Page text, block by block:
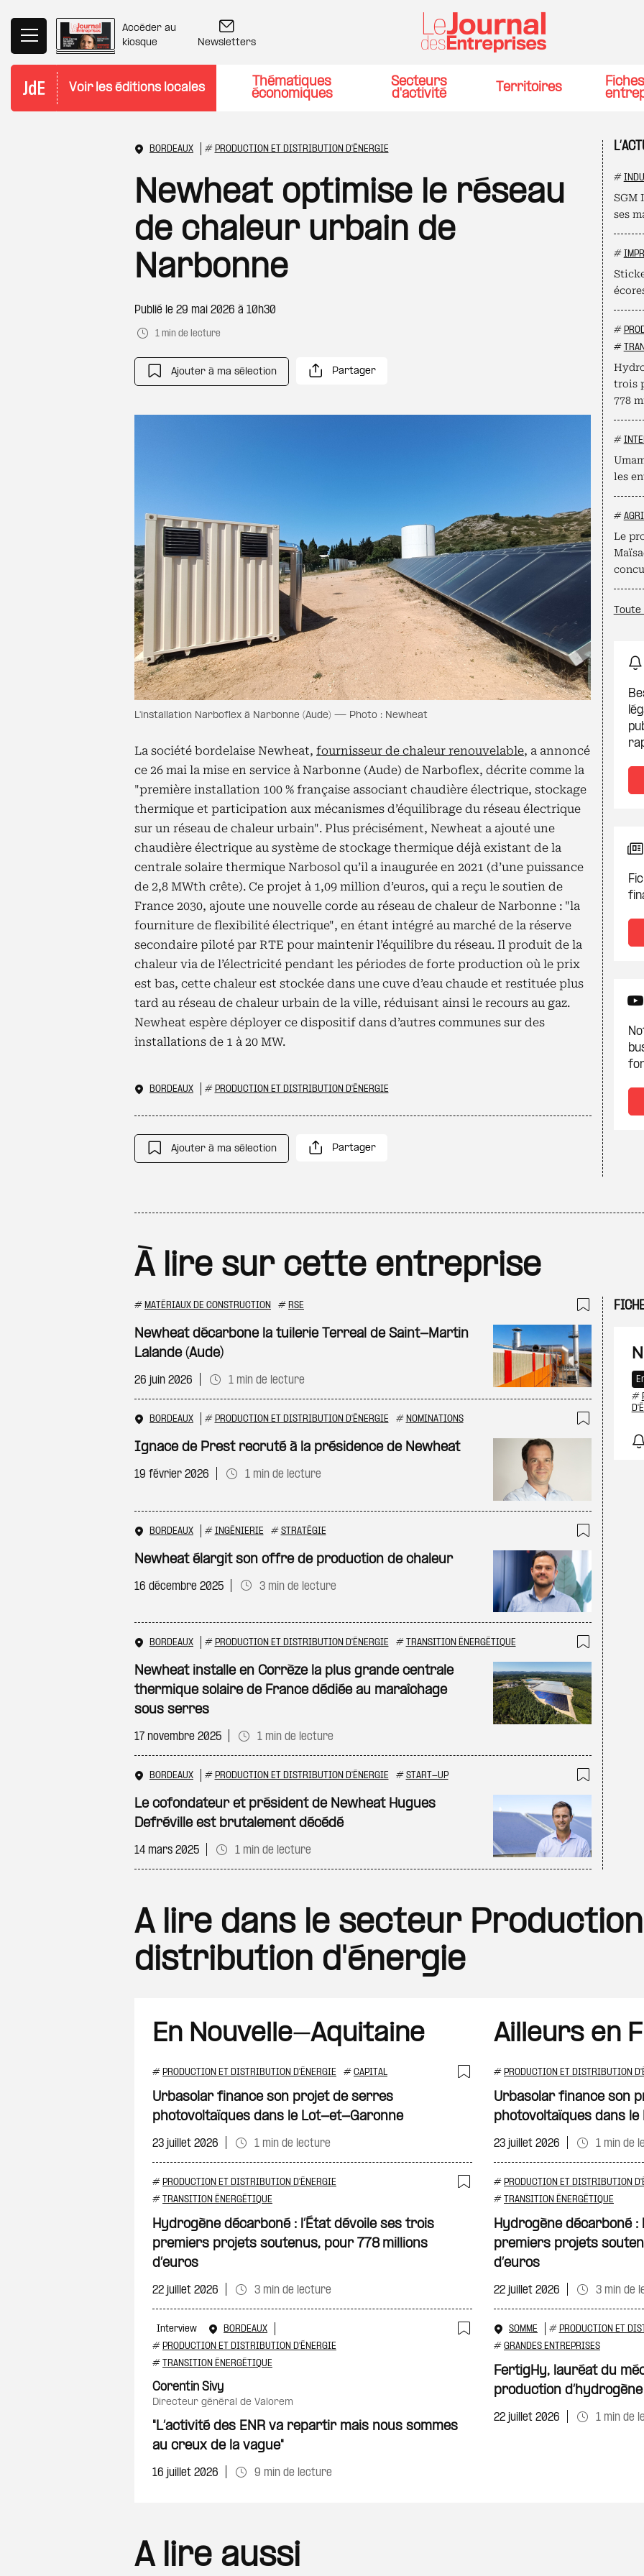
Accéder au
kiosque
Newsletters
Voir les éditions locales
Thématiques
économiques
Secteurs
d'activité
Territoires
Fiches
BORDEAUX # PRODUCTION ET DISTRIBUTION D'ÉNERGIE
Newheat optimise le réseau
de chaleur urbain de
Narbonne
Publié le 29 mai 2026 à 10h30
1 min de lecture
Ajouter à ma sélection Partager
L'installation Narboflex à Narbonne (Aude) — Photo : Newheat
La société bordelaise Newheat, fournisseur de chaleur renouvelable, a annoncé
ce 26 mai la mise en service à Narbonne (Aude) de Narboflex, décrite comme la
"première installation 100 % française associant chaudière électrique, stockage
thermique et participation aux mécanismes d’équilibrage du réseau électrique
sur un réseau de chaleur urbain". Plus précisément, Newheat a ajouté une
chaudière électrique au système de stockage thermique déjà existant de la
centrale solaire thermique Narbosol qu’il a inaugurée en 2021 (d’une puissance
de 2,8 MWth crête). Ce projet à 1,09 million d’euros, qui a reçu le soutien de
France 2030, ajoute une nouvelle corde au réseau de chaleur de Narbonne : "la
fourniture de flexibilité électrique", en étant intégré au marché de la réserve
secondaire piloté par RTE pour maintenir l’équilibre du réseau. Il produit de la
chaleur via de l’électricité pendant les périodes de forte production où le prix
est bas, cette chaleur est stockée dans une cuve d’eau chaude et restituée plus
tard au réseau de chaleur urbain de la ville, réduisant ainsi le recours au gaz.
Newheat espère déployer ce dispositif dans d’autres communes sur des
installations de 1 à 20 MW.
BORDEAUX # PRODUCTION ET DISTRIBUTION D'ÉNERGIE
Ajouter à ma sélection Partager
#
SGM
ses
#
#
#
trois
778
#
les
#
Le
À lire sur cette entreprise
# MATÉRIAUX DE CONSTRUCTION # RSE
Ajouter
Newheat décarbone la tuilerie Terreal de Saint-Martin
Lalande (Aude)
26 juin 2026 1 min de lecture
BORDEAUX # PRODUCTION ET DISTRIBUTION D'ÉNERGIE # NOMINATIONS
Ajouter
Ignace de Prest recruté à la présidence de Newheat
19 février 2026 1 min de lecture
BORDEAUX # INGÉNIERIE # STRATÉGIE
Newheat élargit son offre de production de chaleur
16 décembre 2025 3 min de lecture
BORDEAUX # PRODUCTION ET DISTRIBUTION D'ÉNERGIE # TRANSITION ÉNERGÉTIQUE
Ajouter
Newheat installe en Corrèze la plus grande centrale
thermique solaire de France dédiée au maraîchage
sous serres
17 novembre 2025 1 min de lecture
BORDEAUX # PRODUCTION ET DISTRIBUTION D'ÉNERGIE # START-UP
Ajouter
Le cofondateur et président de Newheat Hugues
Defréville est brutalement décédé
14 mars 2025 1 min de lecture
#
A lire dans le secteur
distribution d'énergie
En Nouvelle-Aquitaine
# PRODUCTION ET DISTRIBUTION D'ÉNERGIE # CAPITAL
Ajouter à ma
Urbasolar finance son projet de serres
photovoltaïques dans le Lot-et-Garonne
23 juillet 2026 1 min de lecture
# PRODUCTION ET DISTRIBUTION D'ÉNERGIE
# TRANSITION ÉNERGÉTIQUE Ajouter à ma
Hydrogène décarboné : l’État dévoile ses trois
premiers projets soutenus, pour 778 millions
d’euros
22 juillet 2026 3 min de lecture
Interview
BORDEAUX
# PRODUCTION ET DISTRIBUTION D'ÉNERGIE
# TRANSITION ÉNERGÉTIQUE
Ajouter à ma
Corentin Sivy
directeur général de Valorem
"L’activité des ENR va repartir mais nous sommes
au creux de la vague"
16 juillet 2026 9 min de lecture
Ailleurs en
# PRODUCTION ET DISTRIBUTION
Urbasolar finance son
photovoltaïques dans
23 juillet 2026 1 min de
# PRODUCTION ET DISTRIBUTION
# TRANSITION ÉNERGÉTIQUE
Hydrogène décarboné :
premiers projets
d’euros
22 juillet 2026 3 min de
SOMME # PRODUCTION ET
# GRANDES ENTREPRISES
FertigHy, lauréat du
production
22 juillet 2026 1 min de
A lire aussi